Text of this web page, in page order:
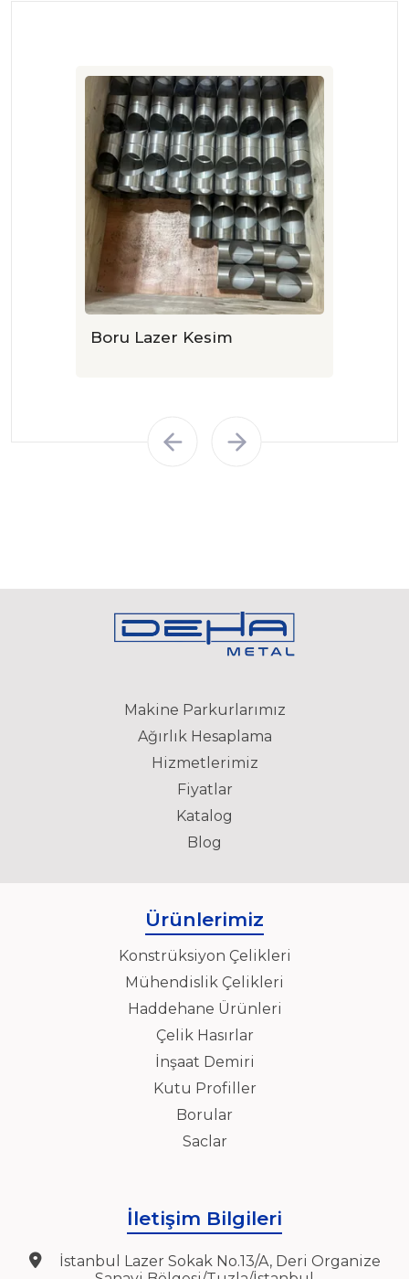
Boru Lazer Kesim
Makine Parkurlarımız
Ağırlık Hesaplama
Hizmetlerimiz
Fiyatlar
Katalog
Blog
Ürünlerimiz
Konstrüksiyon Çelikleri
Mühendislik Çelikleri
Haddehane Ürünleri
Çelik Hasırlar
İnşaat Demiri
Kutu Profiller
Borular
Saclar
İletişim Bilgileri
İstanbul Lazer Sokak No.13/A, Deri Organize